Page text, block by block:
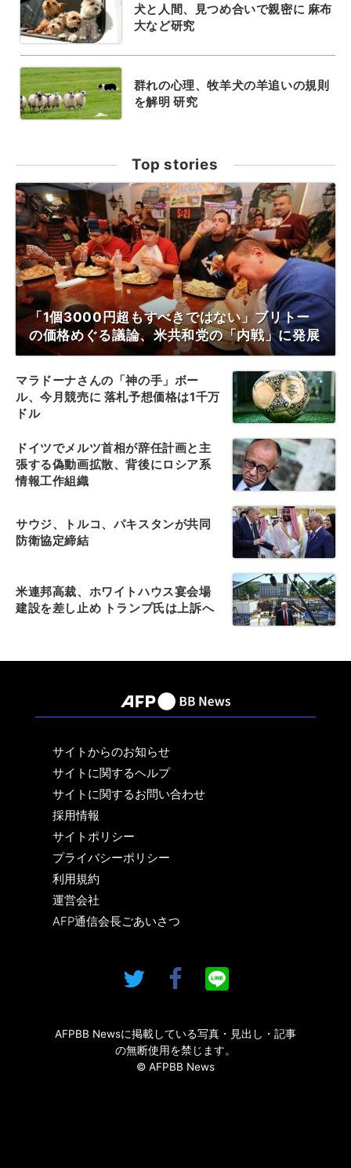
犬と人間、見つめ合いで親密に 麻布
大など研究
群れの心理、牧羊犬の羊追いの規則
を解明 研究
Top stories
「1個3000円超もすべきではない」ブリトー
の価格めぐる議論、米共和党の「内戦」に発展
マラドーナさんの「神の手」ボー
ル、今月競売に 落札予想価格は1千万
ドル
ドイツでメルツ首相が辞任計画と主
張する偽動画拡散、背後にロシア系
情報工作組織
サウジ、トルコ、パキスタンが共同
防衛協定締結
米連邦高裁、ホワイトハウス宴会場
建設を差し止め トランプ氏は上訴へ
サイトからのお知らせ
サイトに関するヘルプ
サイトに関するお問い合わせ
採用情報
サイトポリシー
プライバシーポリシー
利用規約
運営会社
AFP通信会長ごあいさつ
AFPBB Newsに掲載している写真・見出し・記事
の無断使用を禁じます。
© AFPBB News